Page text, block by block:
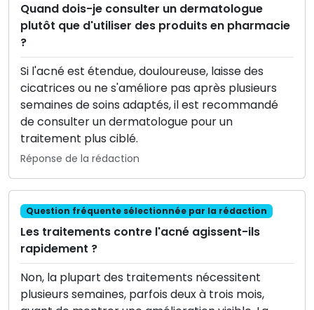
Quand dois-je consulter un dermatologue
plutôt que d'utiliser des produits en pharmacie
?
Si l'acné est étendue, douloureuse, laisse des
cicatrices ou ne s'améliore pas après plusieurs
semaines de soins adaptés, il est recommandé
de consulter un dermatologue pour un
traitement plus ciblé.
Réponse de la rédaction
Question fréquente sélectionnée par la rédaction
Les traitements contre l'acné agissent-ils
rapidement ?
Non, la plupart des traitements nécessitent
plusieurs semaines, parfois deux à trois mois,